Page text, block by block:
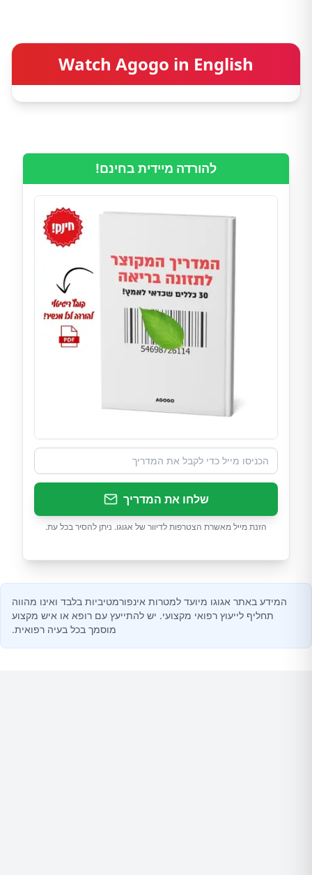
Watch Agogo in English
להורדה מיידית בחינם!
שלחו את המדריך
הזנת מייל מאשרת הצטרפות לדיוור של אגוגו. ניתן להסיר בכל עת.
המידע באתר אגוגו מיועד למטרות אינפורמטיביות בלבד ואינו מהווה
תחליף לייעוץ רפואי מקצועי. יש להתייעץ עם רופא או איש מקצוע
מוסמך בכל בעיה רפואית.